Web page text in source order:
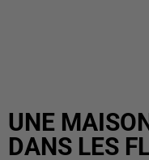
UNE
DANS LES